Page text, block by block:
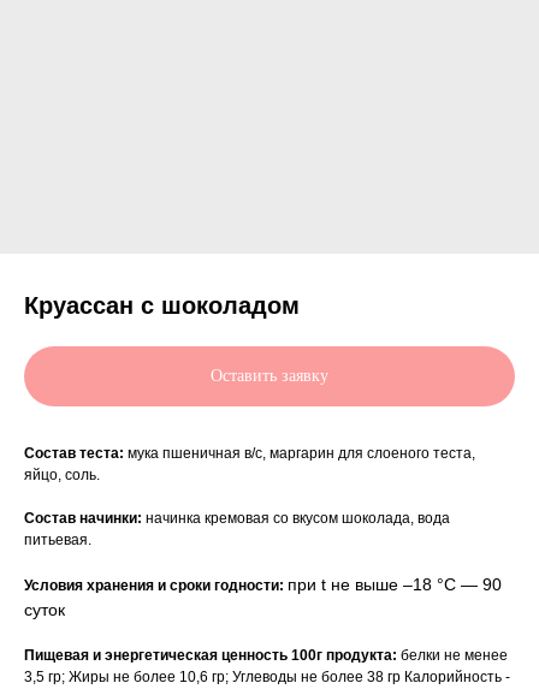
Круассан с шоколадом
Оставить заявку
Состав теста: мука пшеничная в/с, маргарин для слоеного теста,
яйцо, соль.
Состав начинки: начинка кремовая со вкусом шоколада, вода
питьевая.
Условия хранения и сроки годности: при t не выше –18 °С — 90
суток
Пищевая и энергетическая ценность 100г продукта: белки не менее
3,5 гр; Жиры не более 10,6 гр; Углеводы не более 38 гр Калорийность -